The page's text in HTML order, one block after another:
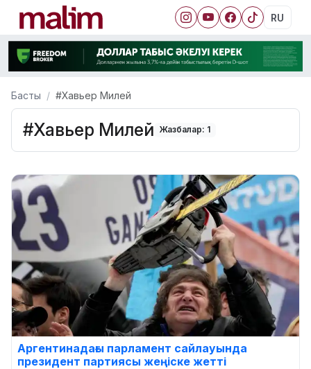
RU
Басты #Хавьер Милей
#Хавьер Милей Жазбалар: 1
Аргентинадағы парламент сайлауында
президент партиясы жеңіске жетті